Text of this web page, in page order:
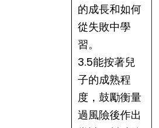
的成長和如何
從失敗中學
習。
3.5能按著兒
子的成熟程
度，鼓勵衡量
過風險後作出